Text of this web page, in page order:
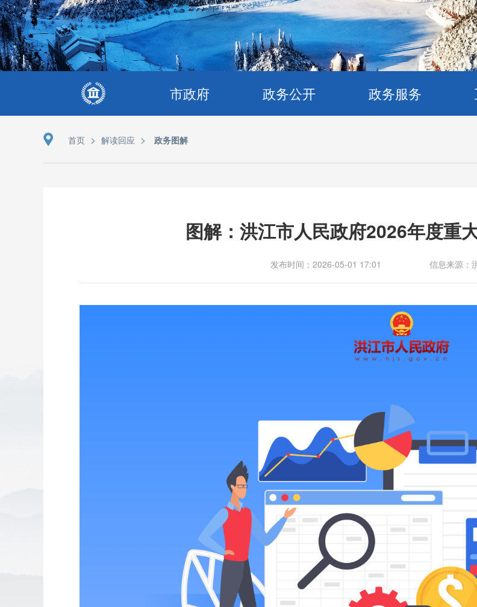
市政府 政务公开 政务服务
首页 > 解读回应 > 政务图解
图解：洪江市人民政府2026年度重
发布时间：2026-05-01 17:01 信息来源：